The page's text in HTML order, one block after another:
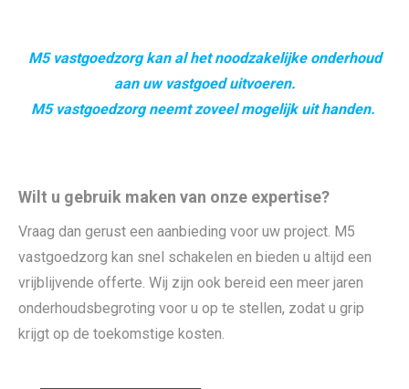
M5 vastgoedzorg kan al het noodzakelijke onderhoud
aan uw vastgoed uitvoeren.
M5 vastgoedzorg neemt zoveel mogelijk uit handen.
Wilt u gebruik maken van onze expertise?
Vraag dan gerust een aanbieding voor uw project. M5
vastgoedzorg kan snel schakelen en bieden u altijd een
vrijblijvende offerte. Wij zijn ook bereid een meer jaren
onderhoudsbegroting voor u op te stellen, zodat u grip
krijgt op de toekomstige kosten.